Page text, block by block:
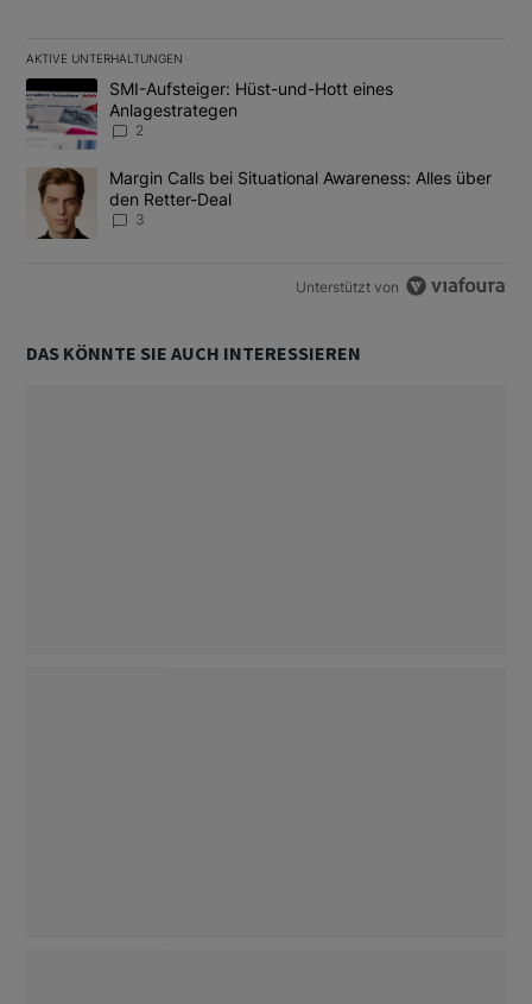
AKTIVE UNTERHALTUNGEN
Das Folgende ist eine Liste der am meisten kommentierten
Ein Trendartikel mit dem Titel "SMI-Aufsteiger: Hüst-und-Hott
SMI-Aufsteiger: Hüst-und-Hott eines
Anlagestrategen
2
Ein Trendartikel mit dem Titel "Margin Calls bei Situational
Margin Calls bei Situational Awareness: Alles über
den Retter-Deal
3
Unterstützt von
DAS KÖNNTE SIE AUCH INTERESSIEREN